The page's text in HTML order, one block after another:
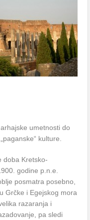
umetnosti do
kulture.
doba Kretsko-
godine p.n.e.
posmatra posebno,
Grčke i Egejskog mora
razaranja i
pa sledi